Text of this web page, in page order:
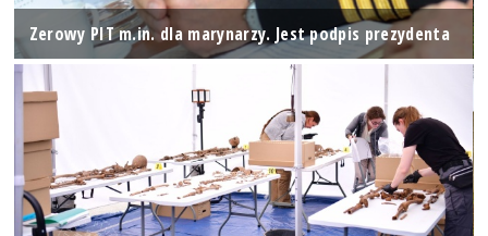
Zerowy PIT m.in. dla marynarzy. Jest podpis prezydenta